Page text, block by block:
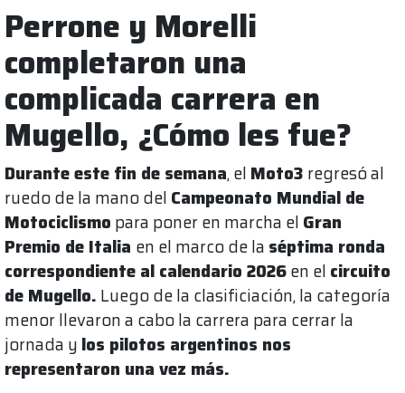
Perrone y Morelli
completaron una
complicada carrera en
Mugello, ¿Cómo les fue?
Durante este fin de semana, el Moto3 regresó al
ruedo de la mano del Campeonato Mundial de
Motociclismo para poner en marcha el Gran
Premio de Italia en el marco de la séptima ronda
correspondiente al calendario 2026en el circuito
de Mugello. Luego de la clasificiación, la categoría
menor llevaron a cabo la carrera para cerrar la
jornada y los pilotos argentinos nos
representaron una vez más.